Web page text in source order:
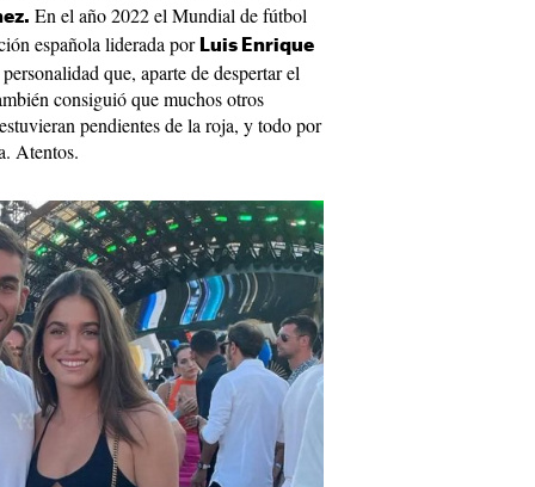
En el año 2022 el Mundial de fútbol
española liderada por Luis Enrique
que, aparte de despertar el
consiguió que muchos otros
pendientes de la roja, y todo por
Atentos.